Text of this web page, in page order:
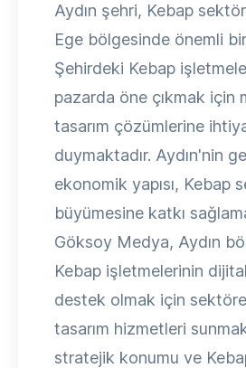
Aydın şehri, Kebap
Ege bölgesinde önemli
Şehirdeki Kebap
pazarda öne çıkmak için
tasarım çözümlerine
duymaktadır. Aydın'nin
ekonomik yapısı, Kebap
büyümesine katkı
Göksoy Medya, Aydın
Kebap işletmelerinin
destek olmak için
tasarım hizmetleri
stratejik konumu ve